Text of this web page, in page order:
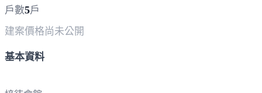
戶數5戶
建案價格尚未公開
基本資料